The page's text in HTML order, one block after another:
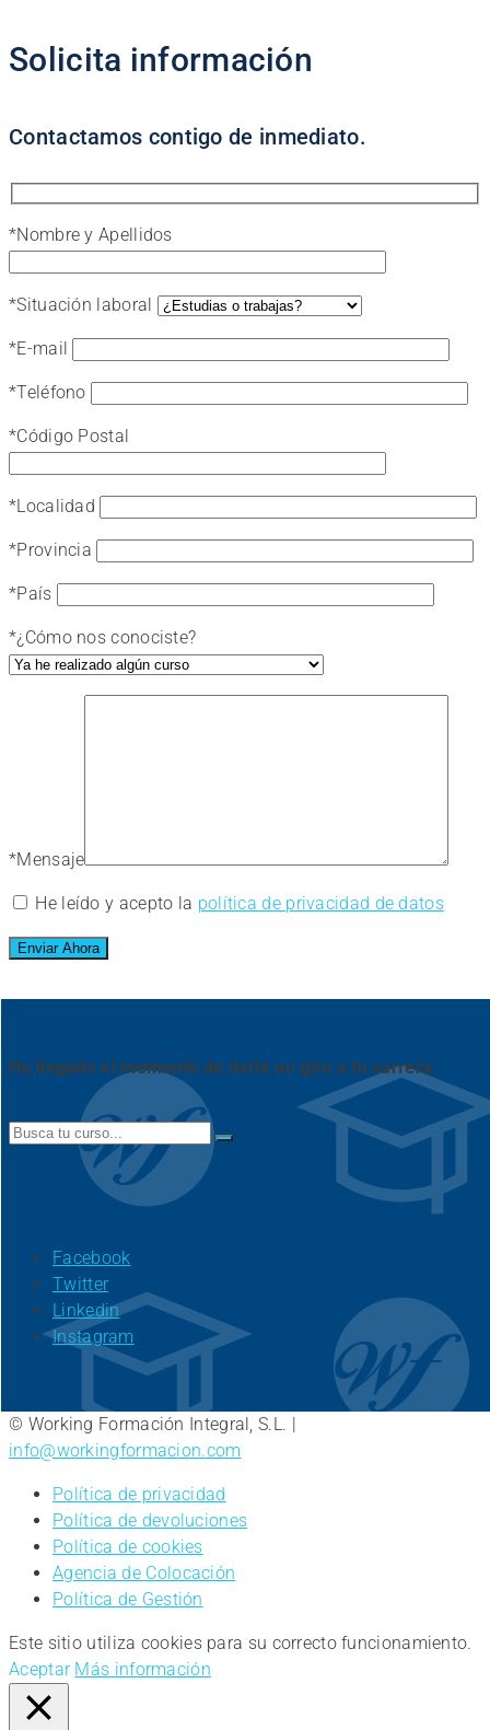
Solicita información
Contactamos contigo de inmediato.
*Nombre y Apellidos
*Situación laboral
*E-mail
*Teléfono
*Código Postal
*Localidad
*Provincia
*País
*¿Cómo nos conociste?
*Mensaje
He leído y acepto la política de privacidad de datos
Ha llegado el momento de darle un giro a tu carrera.
Search
Facebook
Twitter
Linkedin
Instagram
© Working Formación Integral, S.L. |
info@workingformacion.com
Política de privacidad
Política de devoluciones
Política de cookies
Agencia de Colocación
Política de Gestión
Este sitio utiliza cookies para su correcto funcionamiento.
Aceptar Más información